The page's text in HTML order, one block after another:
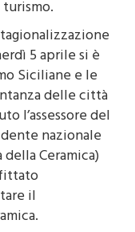
5 aprile si è
Siciliane e le
delle città
l’assessore del
nazionale
Ceramica)
il